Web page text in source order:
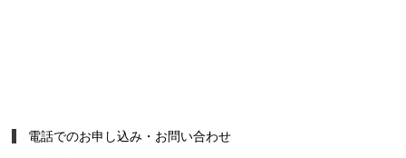
電話でのお申し込み・お問い合わせ